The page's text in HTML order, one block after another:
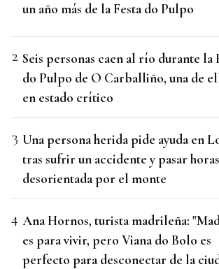
un año más de la Festa do Pulpo
Seis personas caen al río durante la
do Pulpo de O Carballiño, una de
en estado crítico
Una persona herida pide ayuda en
tras sufrir un accidente y pasar horas
desorientada por el monte
Ana Hornos, turista madrileña:
es para vivir, pero Viana do Bolo es
perfecto para desconectar de la